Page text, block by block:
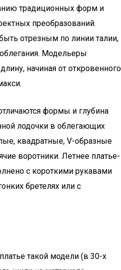
традиционных форм и
преобразований.
отрезным по линии талии,
Модельеры
начиная от откровенного
формы и глубина
лодочки в облегающих
квадратные, V-образные
воротники. Летнее платье-
с короткими рукавами
бретелях или с
такой модели (в 30-х